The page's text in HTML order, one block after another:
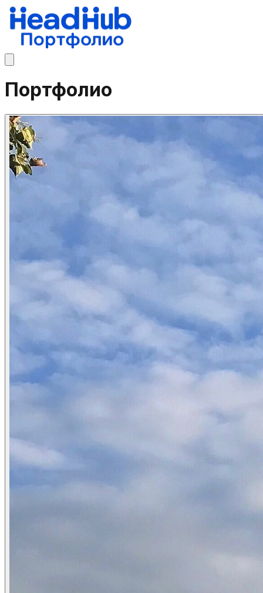
Портфолио